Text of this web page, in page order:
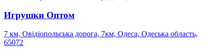
Игрушки Оптом
7 км, Овідіопольська дорога, 7км, Одеса, Одеська область,
65072